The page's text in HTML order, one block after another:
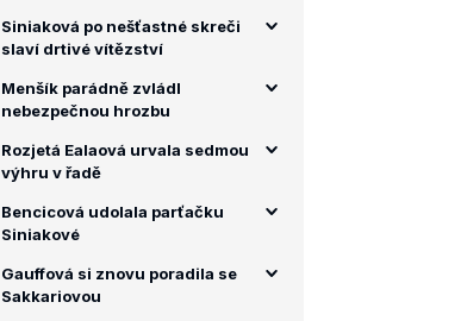
Siniaková po nešťastné skreči
slaví drtivé vítězství
Menšík parádně zvládl
nebezpečnou hrozbu
Rozjetá Ealaová urvala sedmou
výhru v řadě
Bencicová udolala parťačku
Siniakové
Gauffová si znovu poradila se
Sakkariovou